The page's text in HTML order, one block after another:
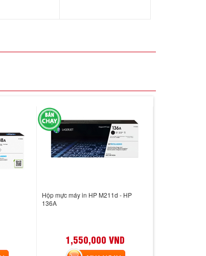
Hộp mực máy in HP M211d - HP
136A
1,550,000 VND